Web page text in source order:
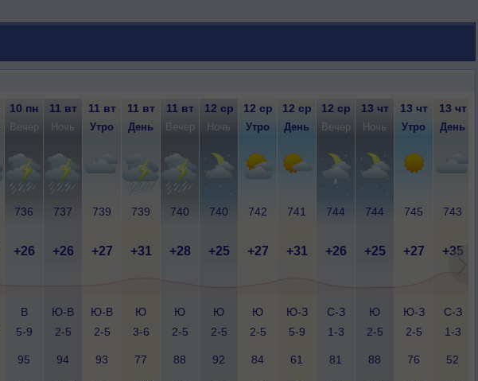
10 пн 11 вт 11 вт 11 вт 11 вт 12 ср 12 ср 12 ср 12 ср 13 чт 13 чт 13 чт
Вечер Ночь Утро День Вечер Ночь Утро День Вечер Ночь Утро День
736 737 739 739 740 740 742 741 744 744 745 743
+26 +26 +27 +31 +28 +25 +27 +31 +26 +25 +27 +35
В
5-9
Ю-В
2-5
Ю-В
2-5
Ю
3-6
Ю
2-5
Ю
2-5
Ю
2-5
Ю-З
5-9
С-З
1-3
Ю
2-5
Ю-З
2-5
С-З
1-3
95 94 93 77 88 92 84 61 81 88 76 52